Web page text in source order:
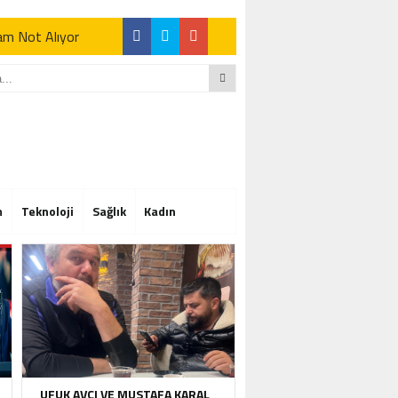
Not Alıyor
Not Alıyor
Teknoloji Sağlık Kadın
UFUK AVCI VE MUSTAFA KARAL